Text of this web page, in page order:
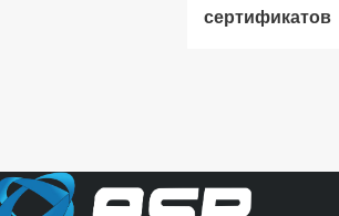
сертификатов